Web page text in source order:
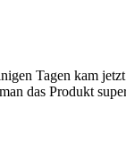
Tagen kam
das Produkt